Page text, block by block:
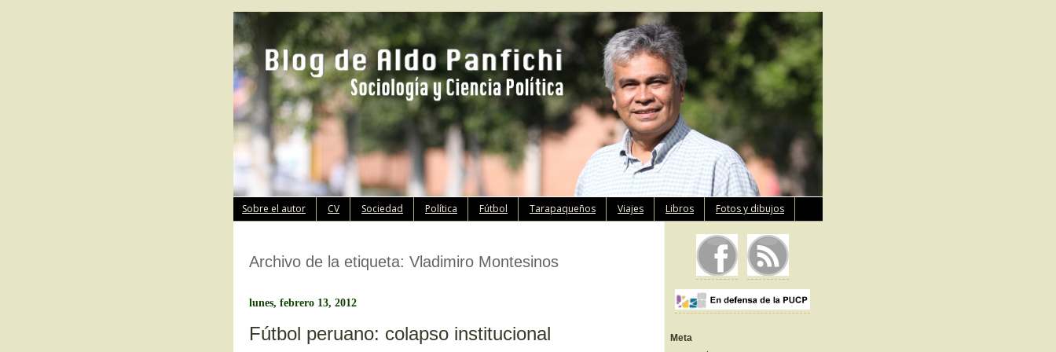
Ir
al
contenido
Sobre el autor CV Sociedad Política Fútbol Tarapaqueños Viajes Libros Fotos y dibujos
Archivo de la etiqueta: Vladimiro Montesinos
lunes, febrero 13, 2012
Fútbol peruano: colapso institucional Meta